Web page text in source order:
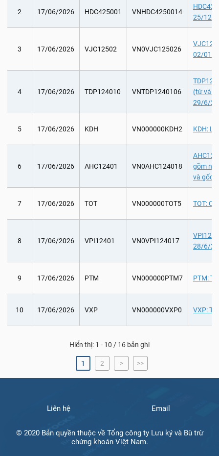
2 17/06/2026 HDC425001 VNHDC4250014
25/12/
3 17/06/2026 VJC12502 VN0VJC125026
02/01/
4 17/06/2026 TDP124010 VNTDP1240106
(từ và
29/6/
5 17/06/2026 KDH VN000000KDH2 KDH:
6 17/06/2026 AHC12401 VN0AHC124018
gồm
và gốc
7 17/06/2026 TOT VN000000TOT5 TOT:
8 17/06/2026 VPI12401 VN0VPI124017
28/6/
9 17/06/2026 PTM VN000000PTM7 PTM:
10 17/06/2026 VXP VN000000VXP0 VXP:
Hiển thị: 1 - 10 / 16 bản ghi
1 2 > >>
Liên hệ Email
© 2020 Bản quyền thuộc về Tổng công ty Lưu ký và Bù trừ
chứng khoán Việt Nam.